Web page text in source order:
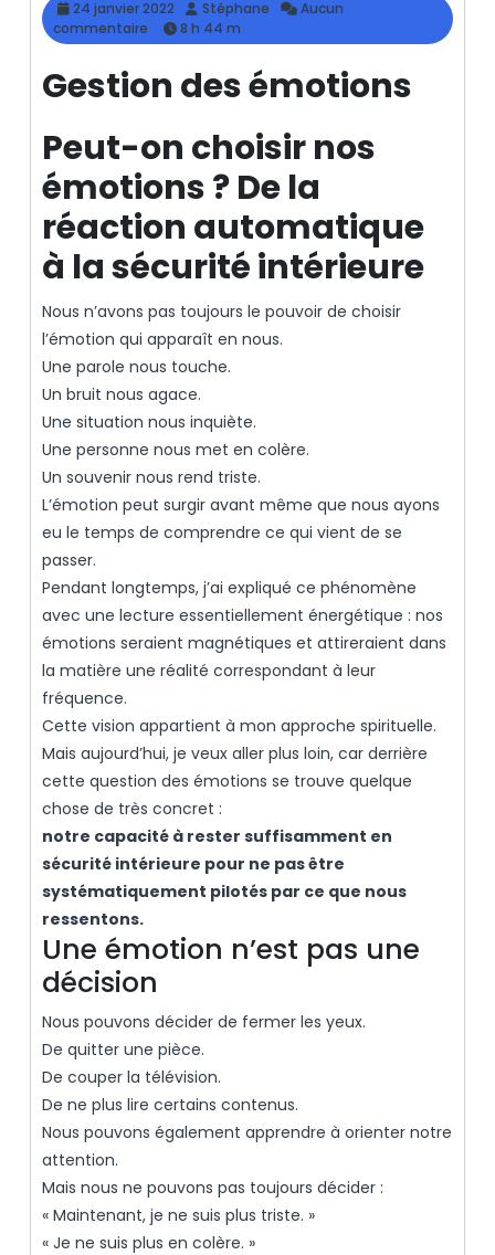
24 janvier 2022
24
janvier
2022
Stéphane Stéphane
Aucun
commentaire
8 h 44 m
Gestion des émotions
Peut-on choisir nos
émotions ? De la
réaction automatique
à la sécurité intérieure
Nous n’avons pas toujours le pouvoir de choisir
l’émotion qui apparaît en nous.
Une parole nous touche.
Un bruit nous agace.
Une situation nous inquiète.
Une personne nous met en colère.
Un souvenir nous rend triste.
L’émotion peut surgir avant même que nous ayons
eu le temps de comprendre ce qui vient de se
passer.
Pendant longtemps, j’ai expliqué ce phénomène
avec une lecture essentiellement énergétique : nos
émotions seraient magnétiques et attireraient dans
la matière une réalité correspondant à leur
fréquence.
Cette vision appartient à mon approche spirituelle.
Mais aujourd’hui, je veux aller plus loin, car derrière
cette question des émotions se trouve quelque
chose de très concret :
notre capacité à rester suffisamment en
sécurité intérieure pour ne pas être
systématiquement pilotés par ce que nous
ressentons.
Une émotion n’est pas une
décision
Nous pouvons décider de fermer les yeux.
De quitter une pièce.
De couper la télévision.
De ne plus lire certains contenus.
Nous pouvons également apprendre à orienter notre
attention.
Mais nous ne pouvons pas toujours décider :
« Maintenant, je ne suis plus triste. »
« Je ne suis plus en colère. »